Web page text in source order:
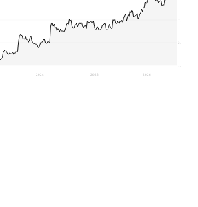
1.618
2.207
2.797
2024 2025 2026